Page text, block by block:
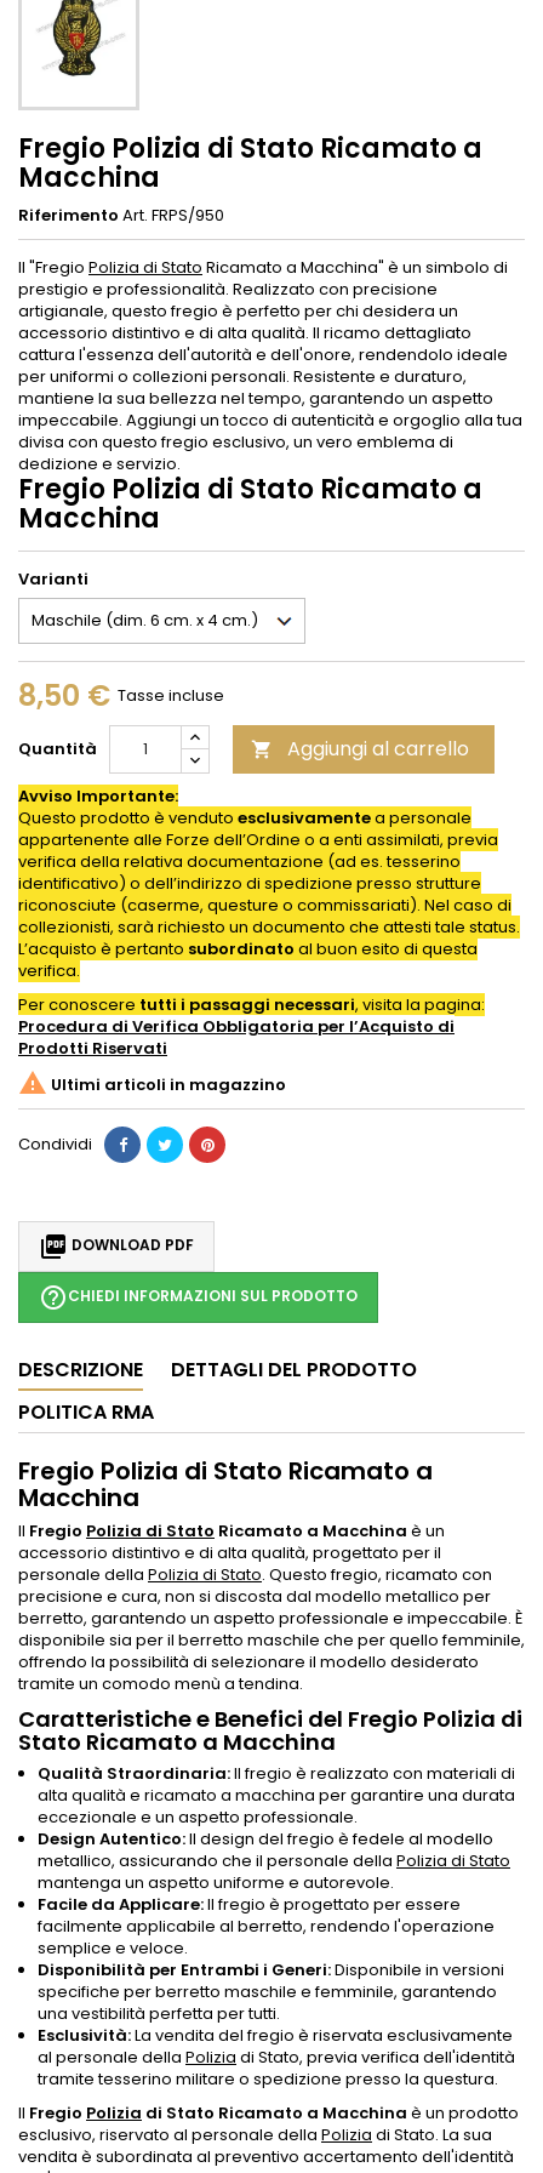
Fregio Polizia di Stato Ricamato a
Macchina
Riferimento Art. FRPS/950
Il "Fregio Polizia di Stato Ricamato a Macchina" è un simbolo di
prestigio e professionalità. Realizzato con precisione
artigianale, questo fregio è perfetto per chi desidera un
accessorio distintivo e di alta qualità. Il ricamo dettagliato
cattura l'essenza dell'autorità e dell'onore, rendendolo ideale
per uniformi o collezioni personali. Resistente e duraturo,
mantiene la sua bellezza nel tempo, garantendo un aspetto
impeccabile. Aggiungi un tocco di autenticità e orgoglio alla tua
divisa con questo fregio esclusivo, un vero emblema di
dedizione e servizio.
Fregio Polizia di Stato Ricamato a
Macchina
Varianti
8,50 € Tasse incluse
Quantità  Aggiungi al carrello
Avviso Importante:
Questo prodotto è venduto esclusivamentea personale
appartenente alle Forze dell’Ordine o a enti assimilati, previa
verifica della relativa documentazione (ad es. tesserino
identificativo) o dell’indirizzo di spedizione presso strutture
riconosciute (caserme, questure o commissariati). Nel caso di
collezionisti, sarà richiesto un documento che attesti tale status.
L’acquisto è pertanto subordinato al buon esito di questa
verifica.
Per conoscere tutti i passaggi necessari, visita la pagina:
Procedura di Verifica Obbligatoria per l’Acquisto di
Prodotti Riservati
 Ultimi articoli in magazzino
Condividi
 DOWNLOAD PDF
help_outlineCHIEDI INFORMAZIONI SUL PRODOTTO
DESCRIZIONE
DETTAGLI DEL PRODOTTO
POLITICA RMA
Fregio Polizia di Stato Ricamato a
Macchina
Il Fregio Polizia di Stato Ricamato a Macchina è un
accessorio distintivo e di alta qualità, progettato per il
personale della Polizia di Stato. Questo fregio, ricamato con
precisione e cura, non si discosta dal modello metallico per
berretto, garantendo un aspetto professionale e impeccabile. È
disponibile sia per il berretto maschile che per quello femminile,
offrendo la possibilità di selezionare il modello desiderato
tramite un comodo menù a tendina.
Caratteristiche e Benefici del Fregio Polizia di
Stato Ricamato a Macchina
Qualità Straordinaria:Il fregio è realizzato con materiali di
alta qualità e ricamato a macchina per garantire una durata
eccezionale e un aspetto professionale.
Design Autentico:Il design del fregio è fedele al modello
metallico, assicurando che il personale della Polizia di Stato
mantenga un aspetto uniforme e autorevole.
Facile da Applicare:Il fregio è progettato per essere
facilmente applicabile al berretto, rendendo l'operazione
semplice e veloce.
Disponibilità per Entrambi i Generi:Disponibile in versioni
specifiche per berretto maschile e femminile, garantendo
una vestibilità perfetta per tutti.
Esclusività:La vendita del fregio è riservata esclusivamente
al personale della Polizia di Stato, previa verifica dell'identità
tramite tesserino militare o spedizione presso la questura.
Il Fregio Polizia di Stato Ricamato a Macchina è un prodotto
esclusivo, riservato al personale della Polizia di Stato. La sua
vendita è subordinata al preventivo accertamento dell'identità